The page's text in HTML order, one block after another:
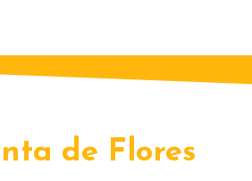
de Flores